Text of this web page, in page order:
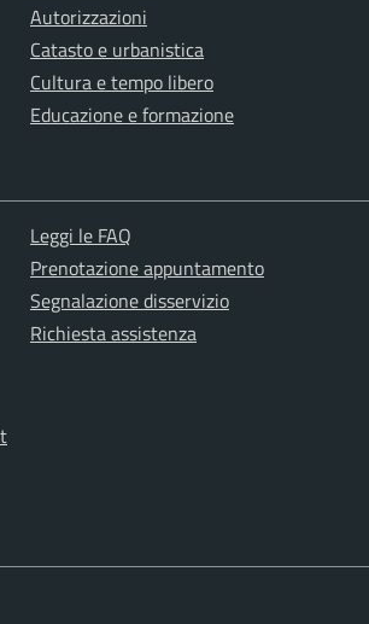
Autorizzazioni
Catasto e urbanistica
Cultura e tempo libero
Educazione e formazione
Leggi le FAQ
Prenotazione appuntamento
Segnalazione disservizio
Richiesta assistenza